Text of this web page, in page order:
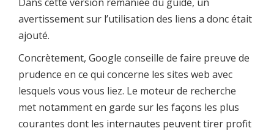
avertissement sur l’utilisation des liens a donc était
ajouté.
Concrètement, Google conseille de faire preuve de
prudence en ce qui concerne les sites web avec
lesquels vous vous liez. Le moteur de recherche
met notamment en garde sur les façons les plus
courantes dont les internautes peuvent tirer profit